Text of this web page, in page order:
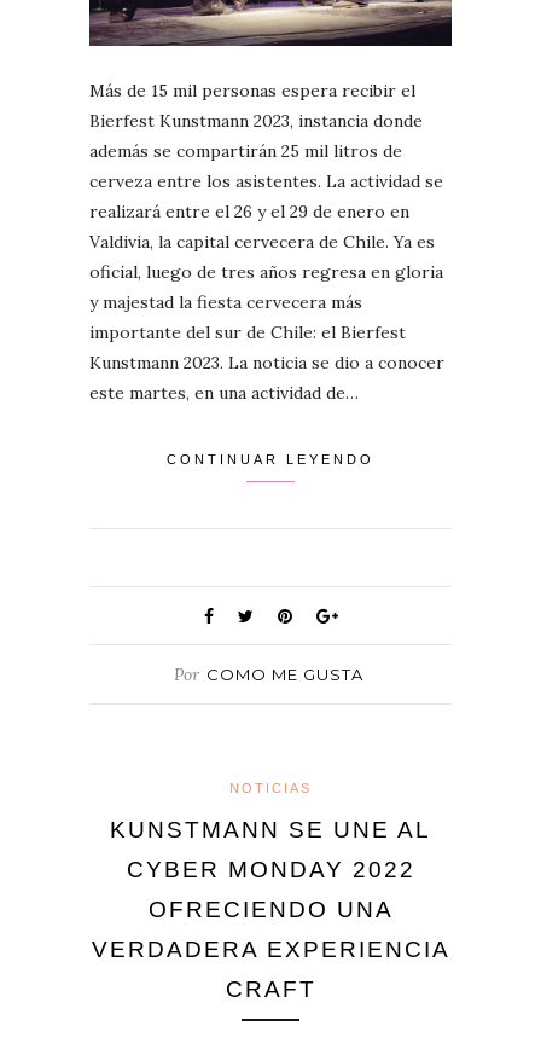
Más de 15 mil personas espera recibir el
Bierfest Kunstmann 2023, instancia donde
además se compartirán 25 mil litros de
cerveza entre los asistentes. La actividad se
realizará entre el 26 y el 29 de enero en
Valdivia, la capital cervecera de Chile. Ya es
oficial, luego de tres años regresa en gloria
y majestad la fiesta cervecera más
importante del sur de Chile: el Bierfest
Kunstmann 2023. La noticia se dio a conocer
este martes, en una actividad de…
CONTINUAR LEYENDO
Por COMO ME GUSTA
NOTICIAS
KUNSTMANN SE UNE AL
CYBER MONDAY 2022
OFRECIENDO UNA
VERDADERA EXPERIENCIA
CRAFT